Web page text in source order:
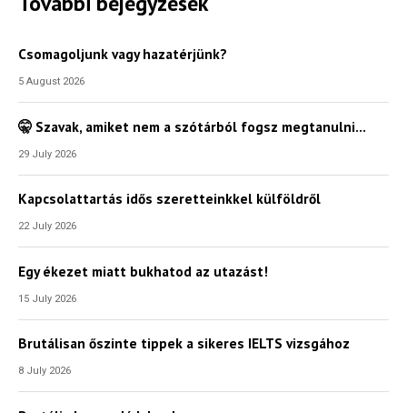
Csomagoljunk vagy hazatérjünk?
5 August 2026
🤫 Szavak, amiket nem a szótárból fogsz megtanulni…
29 July 2026
Kapcsolattartás idős szeretteinkkel külföldről
22 July 2026
Egy ékezet miatt bukhatod az utazást!
15 July 2026
Brutálisan őszinte tippek a sikeres IELTS vizsgához
8 July 2026